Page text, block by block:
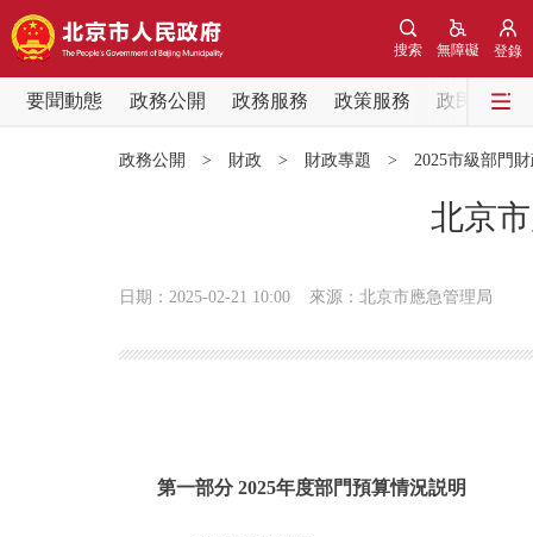
登錄
無障礙
搜索
要聞動態 政務公開 政務服務 政策服務
政民互動
政務公開 > 財政 > 財政專題 > 2025市級部門
北京
日期：2025-02-21 10:00 來源：北京市應急管理局
第一部分 2025年度部門預算情況説明